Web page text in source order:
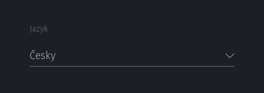
Jazyk
Česky